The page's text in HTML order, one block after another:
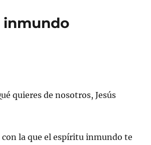
inmundo
quieres de nosotros, Jesús
con la que el espíritu inmundo te